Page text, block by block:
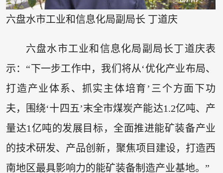
六盘水市工业和信息化局副局长 丁道庆
六盘水市工业和信息化局副局长丁道庆表
示：“下一步工作中，我们将从‘优化产业布局、
打造产业体系、抓实主体培育’三个方面下功
夫，围绕‘十四五’末全市煤炭产能达1.2亿吨、产
量达1亿吨的发展目标，全面推进能矿装备产业
的技术研发、产品创新，聚焦项目建设，打造西
南地区最具影响力的能矿装备制造产业基地。”